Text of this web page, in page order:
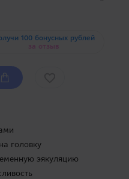
100 бонусных рублей
за отзыв
головку
эякуляцию